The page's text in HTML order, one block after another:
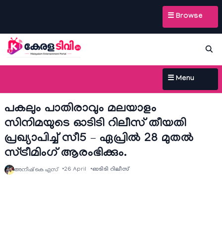
☰ Browse
☰ Menu
പകലും പാതിരാവും മലയാളം
സിനിമയുടെ ഓടിടി റിലീസ് തീയതി
പ്രഖ്യാപിച്ച് സീ5 – ഏപ്രില്‍ 28 മുതല്‍
സ്ട്രീമിംഗ് ആരംഭിക്കും.
അനീഷ്‌ കെ എസ് 26 April ഓടിടി റിലീസ്